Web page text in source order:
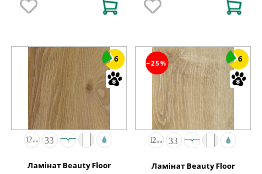
6
Ламінат Beauty Floor
−25% 6
Ламінат Beauty Floor